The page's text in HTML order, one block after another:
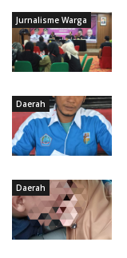
Jurnalisme Warga
Daerah
Daerah